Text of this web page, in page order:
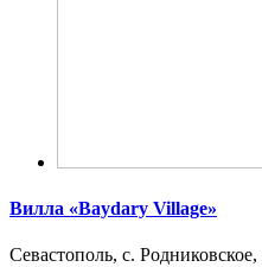
Вилла «Baydary Village»
Севастополь, с.